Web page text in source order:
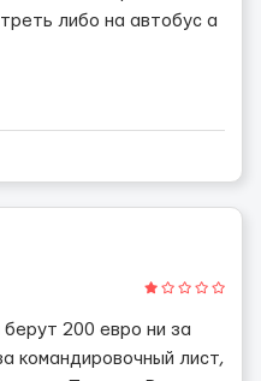
либо на автобус а
200 евро ни за
командировочный лист,